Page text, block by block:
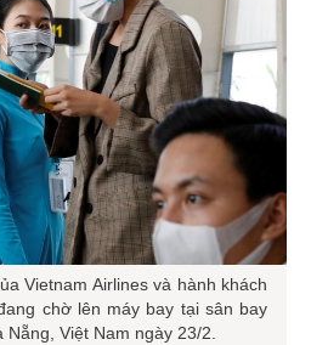
Vietnam Airlines và hành khách
chờ lên máy bay tại sân bay
Việt Nam ngày 23/2.